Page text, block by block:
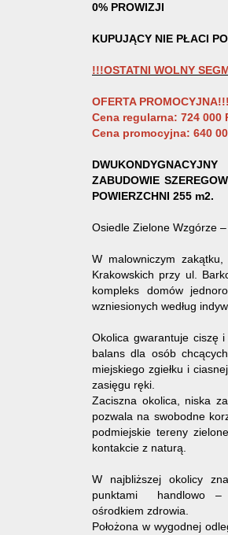
0% PROWIZJI
KUPUJĄCY NIE PŁACI
!!!OSTATNI WOLNY
OFERTA PROMOCYJNA!!!
Cena regularna: 724 000
Cena promocyjna: 640
ZABUDOWIE
POWIERZCHNI 255 m2.
Osiedle Zielone Wzgórze
W malowniczym zakątku,
Krakowskich przy ul.
kompleks domów
wzniesionych według
Okolica gwarantuje ciszę
balans dla osób
miejskiego zgiełku i
zasięgu ręki.
Zaciszna okolica, niska
pozwala na swobodne
podmiejskie tereny
kontakcie z naturą.
W najbliższej okolicy
punktami handlowo –
ośrodkiem zdrowia.
Położona w wygodnej